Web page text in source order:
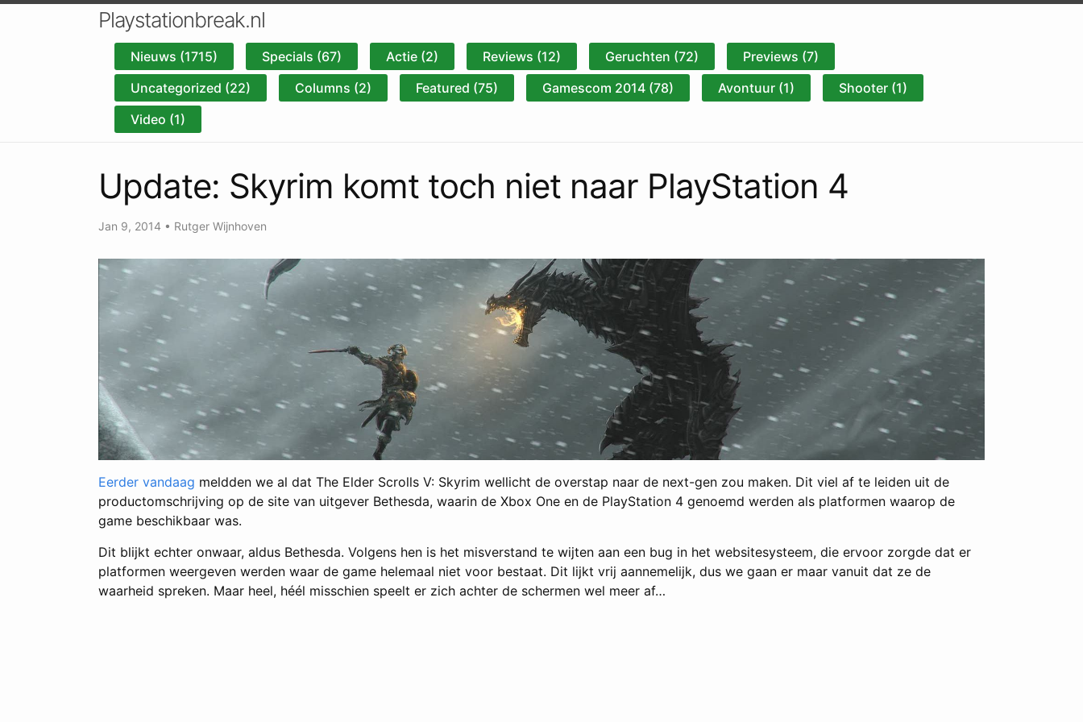
Playstationbreak.nl
Nieuws (1715) Specials (67) Actie (2) Reviews (12) Geruchten (72)
Previews (7)
Uncategorized (22)
Columns (2) Featured (75) Gamescom 2014 (78) Avontuur (1)
Shooter (1)
Video (1)
Update: Skyrim komt toch niet naar PlayStation 4
Jan 9, 2014 • Rutger Wijnhoven
Eerder vandaag meldden we al dat The Elder Scrolls V: Skyrim wellicht de overstap naar de next-gen zou maken. Dit viel af te leiden uit de
productomschrijving op de site van uitgever Bethesda, waarin de Xbox One en de PlayStation 4 genoemd werden als platformen waarop de
game beschikbaar was.
Dit blijkt echter onwaar, aldus Bethesda. Volgens hen is het misverstand te wijten aan een bug in het websitesysteem, die ervoor zorgde dat er
platformen weergeven werden waar de game helemaal niet voor bestaat. Dit lijkt vrij aannemelijk, dus we gaan er maar vanuit dat ze de
waarheid spreken. Maar heel, héél misschien speelt er zich achter de schermen wel meer af…